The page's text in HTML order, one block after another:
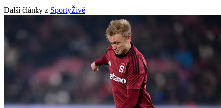
Další články z SportyŽivě